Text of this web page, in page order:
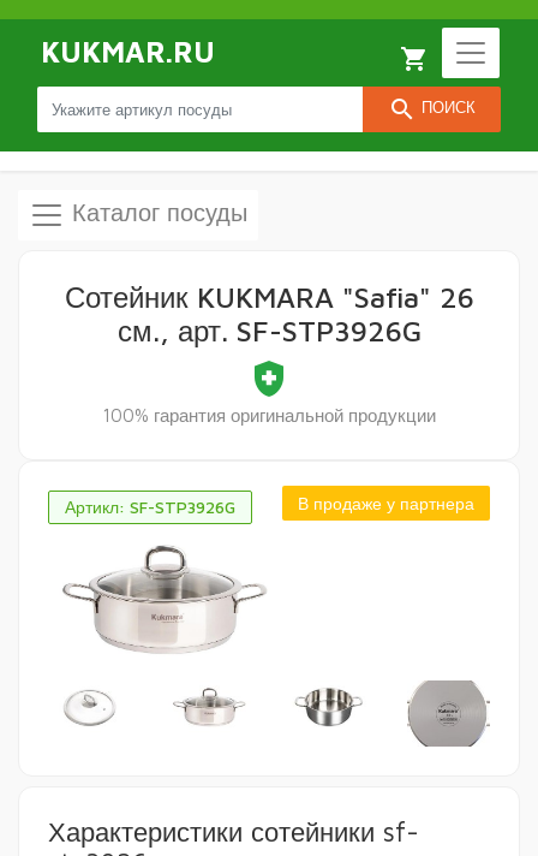
KUKMAR.RU
search ПОИСК
local_grocery_store
Каталог посуды
Артикл: SF-STP3926G В продаже у партнера
Сотейник KUKMARA "Safia" 26
см., арт. SF-STP3926G
health_and_safety
100% гарантия оригинальной продукции
Характеристики сотейники sf-